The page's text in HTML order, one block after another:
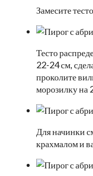
Замесите
Тесто
22-24 см,
проколите
морозилку на
Для начинки
крахмалом и